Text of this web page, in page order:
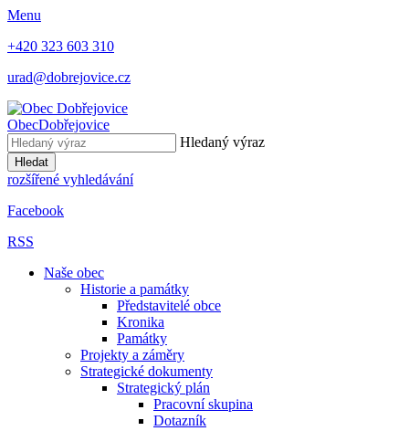
Menu
+420 323 603 310
urad@dobrejovice.cz
ObecDobřejovice
Hledaný výraz
Hledat
rozšířené vyhledávání
Facebook
RSS
Naše obec
Historie a památky
Představitelé obce
Kronika
Památky
Projekty a záměry
Strategické dokumenty
Strategický plán
Pracovní skupina
Dotazník